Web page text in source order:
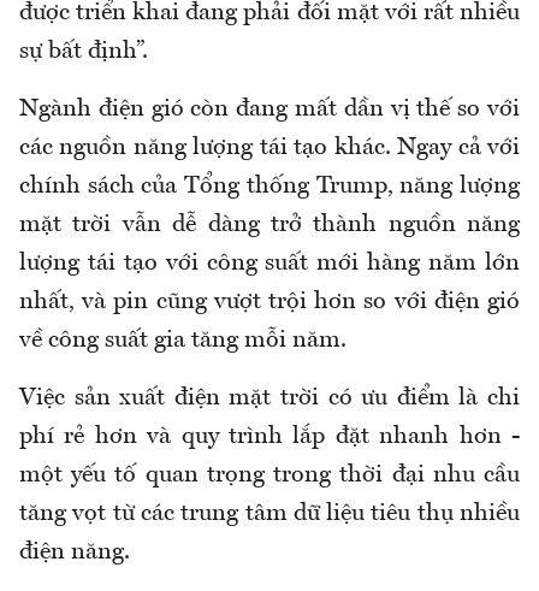
được triển khai đang phải đối mặt với rất nhiều
sự bất định”.
Ngành điện gió còn đang mất dần vị thế so với
các nguồn năng lượng tái tạo khác. Ngay cả với
chính sách của Tổng thống Trump, năng lượng
mặt trời vẫn dễ dàng trở thành nguồn năng
lượng tái tạo với công suất mới hàng năm lớn
nhất, và pin cũng vượt trội hơn so với điện gió
về công suất gia tăng mỗi năm.
Việc sản xuất điện mặt trời có ưu điểm là chi
phí rẻ hơn và quy trình lắp đặt nhanh hơn -
một yếu tố quan trọng trong thời đại nhu cầu
tăng vọt từ các trung tâm dữ liệu tiêu thụ nhiều
điện năng.